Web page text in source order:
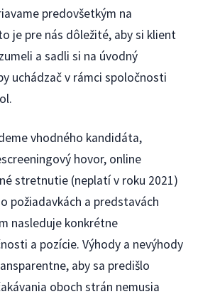
predovšetkým na
je pre nás dôležité, aby si klient
a sadli si na úvodný
uchádzač v rámci spoločnosti
vhodného kandidáta,
hovor, online
stretnutie (neplatí v roku 2021)
požiadavkách a predstavách
nasleduje konkrétne
a pozície. Výhody a nevýhody
aby sa predišlo
oboch strán nemusia